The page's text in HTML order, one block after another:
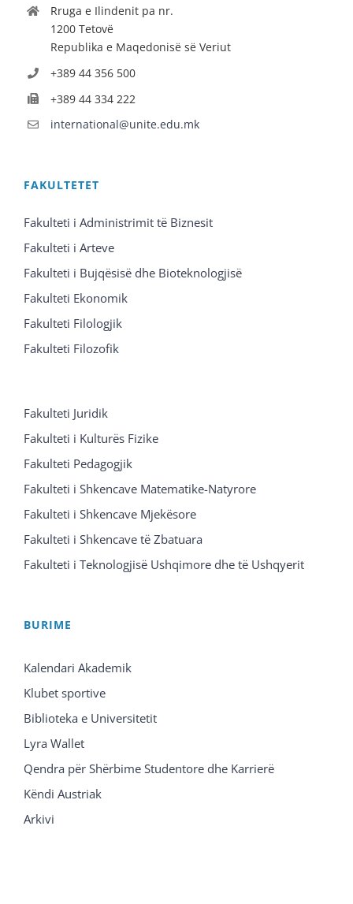
Rruga e Ilindenit pa nr.
1200 Tetovë
Republika e Maqedonisë së Veriut
+389 44 356 500
+389 44 334 222
international@unite.edu.mk
FAKULTETET
Fakulteti i Administrimit të Biznesit
Fakulteti i Arteve
Fakulteti i Bujqësisë dhe Bioteknologjisë
Fakulteti Ekonomik
Fakulteti Filologjik
Fakulteti Filozofik
Fakulteti Juridik
Fakulteti i Kulturës Fizike
Fakulteti Pedagogjik
Fakulteti i Shkencave Matematike-Natyrore
Fakulteti i Shkencave Mjekësore
Fakulteti i Shkencave të Zbatuara
Fakulteti i Teknologjisë Ushqimore dhe të Ushqyerit
BURIME
Kalendari Akademik
Klubet sportive
Biblioteka e Universitetit
Lyra Wallet
Qendra për Shërbime Studentore dhe Karrierë
Këndi Austriak
Arkivi